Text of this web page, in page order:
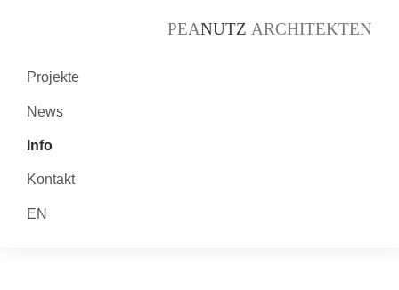
PEANUTZ ARCHITEKTEN
Projekte
News
Info
Kontakt
EN